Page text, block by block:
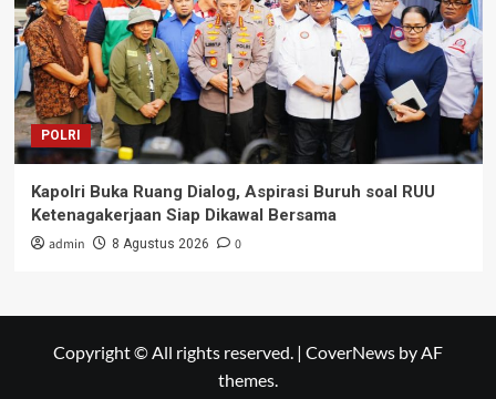
POLRI
Kapolri Buka Ruang Dialog, Aspirasi Buruh soal RUU
Ketenagakerjaan Siap Dikawal Bersama
admin 8 Agustus 2026 0
Copyright © All rights reserved. | CoverNews by AF
themes.